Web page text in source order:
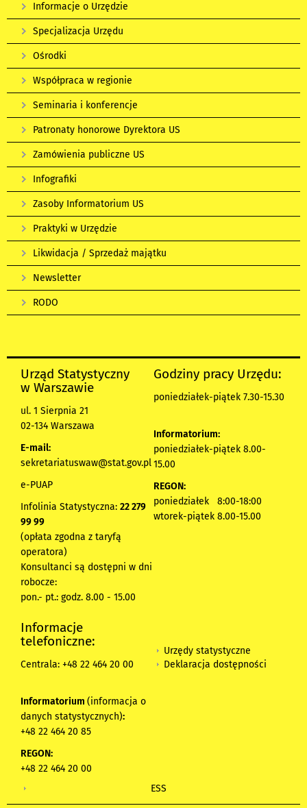
Informacje o Urzędzie
Specjalizacja Urzędu
Ośrodki
Współpraca w regionie
Seminaria i konferencje
Patronaty honorowe Dyrektora US
Zamówienia publiczne US
Infografiki
Zasoby Informatorium US
Praktyki w Urzędzie
Likwidacja / Sprzedaż majątku
Newsletter
RODO
Urząd Statystyczny
w Warszawie
ul. 1 Sierpnia 21
02-134 Warszawa
E-mail:
sekretariatuswaw@stat.gov.pl
e-PUAP
Infolinia Statystyczna: 22 279
99 99
(opłata zgodna z taryfą
operatora)
Konsultanci są dostępni w dni
robocze:
pon.- pt.: godz. 8.00 - 15.00
Godziny pracy Urzędu:
poniedziałek-piątek 7.30-15.30
Informatorium:
poniedziałek-piątek 8.00-
15.00
REGON:
poniedziałek 8:00-18:00
wtorek-piątek 8.00-15.00
Informacje
telefoniczne:
Centrala: +48 22 464 20 00
Informatorium (informacja o
danych statystycznych):
+48 22 464 20 85
REGON:
+48 22 464 20 00
Urzędy statystyczne
Deklaracja dostępności
ESS